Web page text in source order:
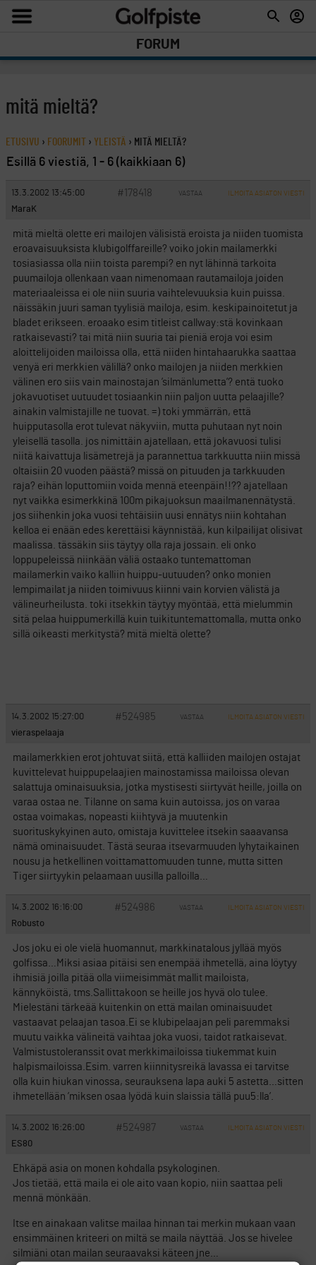
FORUM
mitä mieltä?
ETUSIVU › FOORUMIT › YLEISTÄ › MITÄ MIELTÄ?
Esillä 6 viestiä, 1 - 6 (kaikkiaan 6)
13.3.2002 13:45:00 #178418 VASTAA ILMOITA ASIATON VIESTI
MaraK
mitä mieltä olette eri mailojen välisistä eroista ja niiden tuomista
eroavaisuuksista klubigolffareille? voiko jokin mailamerkki
tosiasiassa olla niin toista parempi? en nyt lähinnä tarkoita
puumailoja ollenkaan vaan nimenomaan rautamailoja joiden
materiaaleissa ei ole niin suuria vaihtelevuuksia kuin puissa.
näissäkin juuri saman tyylisiä mailoja, esim. keskipainoitetut ja
bladet erikseen. eroaako esim titleist callway:stä kovinkaan
ratkaisevasti? tai mitä niin suuria tai pieniä eroja voi esim
aloittelijoiden mailoissa olla, että niiden hintahaarukka saattaa
venyä eri merkkien välillä? onko mailojen ja niiden merkkien
välinen ero siis vain mainostajan ’silmänlumetta’? entä tuoko
jokavuotiset uutuudet tosiaankin niin paljon uutta pelaajille?
ainakin valmistajille ne tuovat. =) toki ymmärrän, että
huipputasolla erot tulevat näkyviin, mutta puhutaan nyt noin
yleisellä tasolla. jos nimittäin ajatellaan, että jokavuosi tulisi
niitä kaivattuja lisämetrejä ja parannettua tarkkuutta niin missä
oltaisiin 20 vuoden päästä? missä on pituuden ja tarkkuuden
raja? eihän loputtomiin voida mennä eteenpäin!!?? ajatellaan
nyt vaikka esimerkkinä 100m pikajuoksun maailmanennätystä.
jos siihenkin joka vuosi tehtäisiin uusi ennätys niin kohtahan
kelloa ei enään edes kerettäisi käynnistää, kun kilpailijat olisivat
maalissa. tässäkin siis täytyy olla raja jossain. eli onko
loppupeleissä niinkään väliä ostaako tuntemattoman
mailamerkin vaiko kalliin huippu-uutuuden? onko monien
lempimailat ja niiden toimivuus kiinni vain korvien välistä ja
välineurheilusta. toki itsekkin täytyy myöntää, että mielummin
sitä pelaa huippumerkillä kuin tuikituntemattomalla, mutta onko
sillä oikeasti merkitystä? mitä mieltä olette?
14.3.2002 15:27:00 #524985 VASTAA ILMOITA ASIATON VIESTI
vieraspelaaja
mailamerkkien erot johtuvat siitä, että kalliiden mailojen ostajat
kuvittelevat huippupelaajien mainostamissa mailoissa olevan
salattuja ominaisuuksia, jotka mystisesti siirtyvät heille, joilla on
varaa ostaa ne. Tilanne on sama kuin autoissa, jos on varaa
ostaa voimakas, nopeasti kiihtyvä ja muutenkin
suorituskykyinen auto, omistaja kuvittelee itsekin saaavansa
nämä ominaisuudet. Tästä seuraa itsevarmuuden lyhytaikainen
nousu ja hetkellinen voittamattomuuden tunne, mutta sitten
Tiger siirtyykin pelaamaan uusilla palloilla…
14.3.2002 16:16:00 #524986 VASTAA ILMOITA ASIATON VIESTI
Robusto
Jos joku ei ole vielä huomannut, markkinatalous jyllää myös
golfissa…Miksi asiaa pitäisi sen enempää ihmetellä, aina löytyy
ihmisiä joilla pitää olla viimeisimmät mallit mailoista,
kännyköistä, tms.Sallittakoon se heille jos hyvä olo tulee.
Mielestäni tärkeää kuitenkin on että mailan ominaisuudet
vastaavat pelaajan tasoa.Ei se klubipelaajan peli paremmaksi
muutu vaikka välineitä vaihtaa joka vuosi, taidot ratkaisevat.
Valmistustoleranssit ovat merkkimailoissa tiukemmat kuin
halpismailoissa.Esim. varren kiinnitysreikä lavassa ei tarvitse
olla kuin hiukan vinossa, seurauksena lapa auki 5 astetta…sitten
ihmetellään ’miksen osaa lyödä kuin slaissia tällä puu5:lla’.
14.3.2002 16:26:00 #524987 VASTAA ILMOITA ASIATON VIESTI
ES80
Ehkäpä asia on monen kohdalla psykologinen.
Jos tietää, että maila ei ole aito vaan kopio, niin saattaa peli
mennä mönkään.
Itse en ainakaan valitse mailaa hinnan tai merkin mukaan vaan
ensimmäinen kriteeri on miltä se maila näyttää. Jos se hivelee
silmiäni otan mailan seuraavaksi käteen jne…